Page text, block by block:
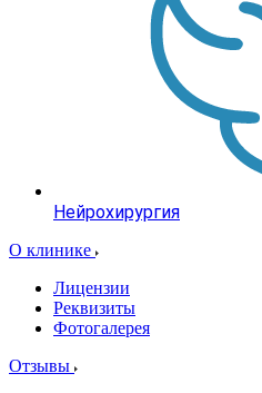
Нейрохирургия
О клинике
Лицензии
Реквизиты
Фотогалерея
Отзывы